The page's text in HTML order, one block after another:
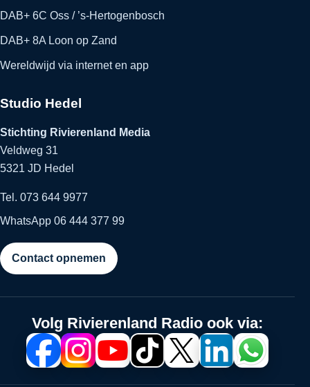
DAB+ 6C Oss / ’s-Hertogenbosch
DAB+ 8A Loon op Zand
Wereldwijd via internet en app
Studio Hedel
Stichting Rivierenland Media
Veldweg 31
5321 JD Hedel
Tel. 073 644 9977
WhatsApp 06 444 377 99
Contact opnemen
Volg Rivierenland Radio ook via: